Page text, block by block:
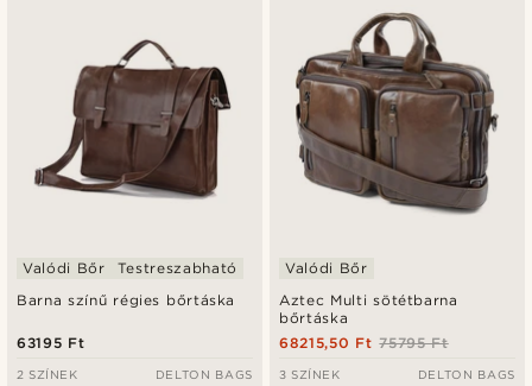
Barna színű régies bőrtáska
Valódi Bőr Testreszabható
63195 Ft
2 SZÍNEK DELTON BAGS
Aztec Multi sötétbarna
bőrtáska
Valódi Bőr
75795 Ft
68215,50 Ft
3 SZÍNEK DELTON BAGS